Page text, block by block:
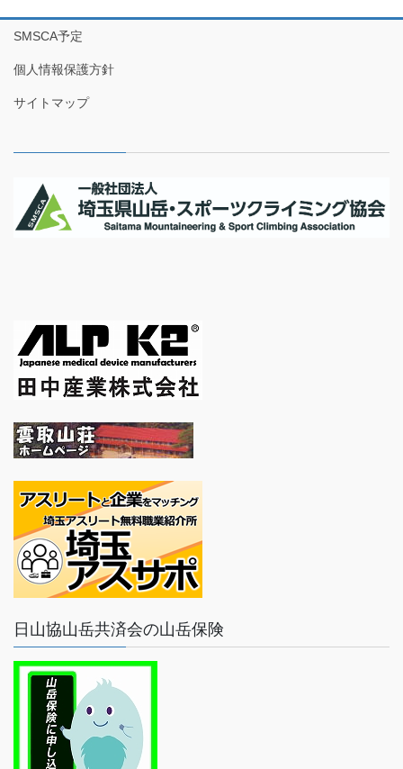
SMSCA予定
個人情報保護方針
サイトマップ
日山協山岳共済会の山岳保険